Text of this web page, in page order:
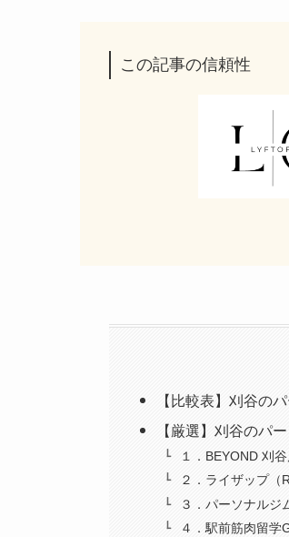
この記事の信頼性
【比較表】刈谷の
【厳選】刈谷のパ
１．BEYOND 刈
２．ライザップ（
３．パーソナルジ
４．駅前筋肉留学